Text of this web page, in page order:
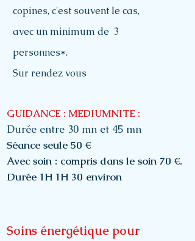
copines, c'est souvent le cas,
avec un minimum de 3
personnes*.
Sur rendez vous
GUIDANCE : MEDIUMNITE :
Durée entre 30 mn et 45 mn
Séance seule 50 €
Avec soin : compris dans le soin 70 €.
Durée 1H 1H 30 environ
Soins énergétique pour